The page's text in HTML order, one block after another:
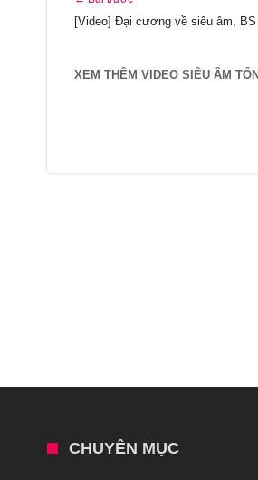
[Video] Đại cương về siêu âm,
XEM THÊM VIDEO SIÊU ÂM
CHUYÊN MỤC